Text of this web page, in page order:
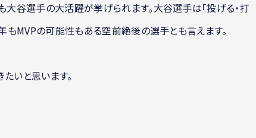
谷選手の大活躍が挙げられます。大谷選手は「投げる・打
もMVPの可能性もある空前絶後の選手とも言えます。
いと思います。